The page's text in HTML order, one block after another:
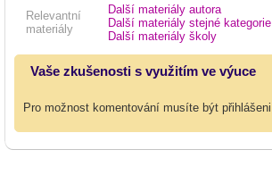
Relevantní
materiály
Další materiály autora
Další materiály stejné kategorie
Další materiály školy
Vaše zkušenosti s využitím ve výuce
Pro možnost komentování musíte být přihlášeni